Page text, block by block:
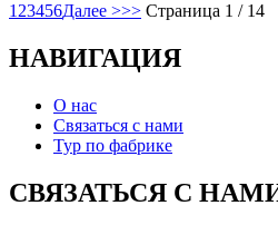
1 23456Далее >>> Страница 1 / 14
НАВИГАЦИЯ
О нас
Связаться с нами
Тур по фабрике
СВЯЗАТЬСЯ С